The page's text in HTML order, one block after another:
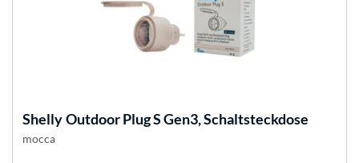
ShellyOutdoor Plug S Gen3, Schaltsteckdose
mocca